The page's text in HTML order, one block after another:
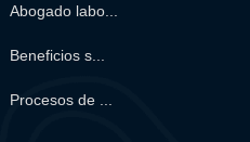
Abogado labo...
Beneficios s...
Procesos de ...